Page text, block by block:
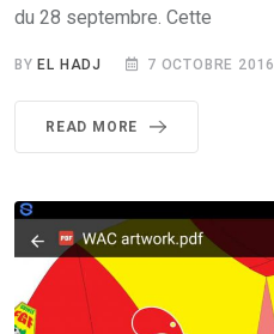
du 28 septembre. Cette
BYEL HADJ 7 OCTOBRE 2016
READ MORE